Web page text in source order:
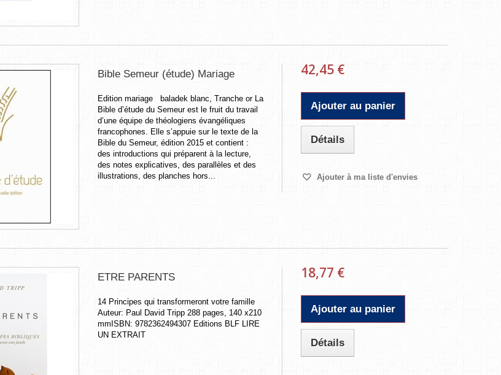
Bible Semeur (étude) Mariage
Edition mariage baladek blanc, Tranche or La
Bible d’étude du Semeur est le fruit du travail
d’une équipe de théologiens évangéliques
francophones. Elle s’appuie sur le texte de la
Bible du Semeur, édition 2015 et contient :
des introductions qui préparent à la lecture,
des notes explicatives, des parallèles et des
illustrations, des planches hors...
42,45 €
Ajouter au panier
Détails
Ajouter à ma liste d'envies
ETRE PARENTS
14 Principes qui transformeront votre famille
Auteur: Paul David Tripp 288 pages, 140 x210
mmISBN: 9782362494307 Editions BLF LIRE
UN EXTRAIT
18,77 €
Ajouter au panier
Détails